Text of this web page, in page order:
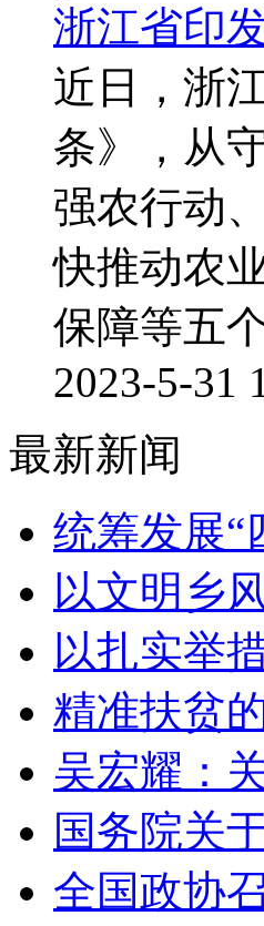
浙江省印
近日，浙
条》，从
强农行动
快推动农
保障等五
2023-5-31
最新新闻
统筹发展“
以文明乡
以扎实举
精准扶贫
吴宏耀：
国务院关
全国政协